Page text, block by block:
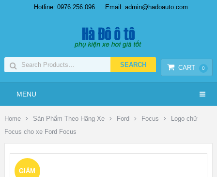
Hotline: 0976.256.096 Email: admin@hadoauto.com
CART 0
MENU
Home Sản Phẩm Theo Hãng Xe Ford Focus
Logo chữ
Focus cho xe Ford Focus
GIẢM